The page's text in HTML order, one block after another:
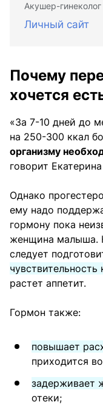
Акушер-гинеколог
Личный сайт
Почему
хочется
«За 7-10 дней до
на 250-300 ккал
организму
говорит
Однако
ему надо
гормону пока
женщина малыша.
следует
чувствительность
растет аппетит.
Гормон также:
повышает
приходится
задерживает
отеки;